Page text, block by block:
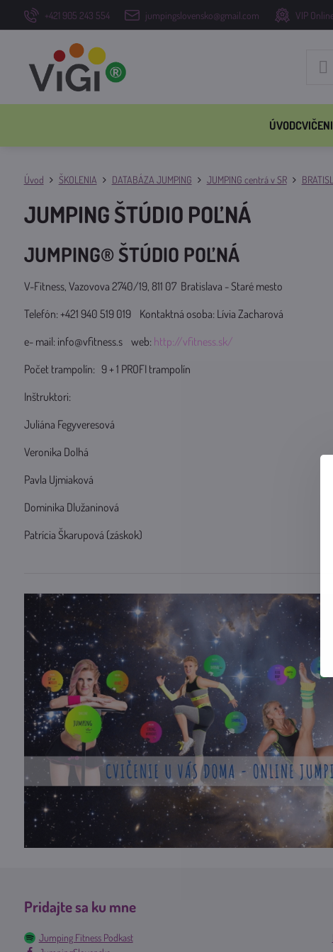
+421 905 243 554 jumpingslovensko@gmail.com VIP
ÚVOD
Úvod ŠKOLENIA DATABÁZA JUMPING JUMPING centrá v SR
JUMPING ŠTÚDIO POĽNÁ
JUMPING® ŠTÚDIO POĽNÁ
V-Fitness, Vazovova 2740/19, 811 07 Bratislava - Staré mesto
Telefón: +421 940 519 019 Kontaktná osoba: Lívia Zacharová
e- mail: info@vfitness.s web: http://vfitness.sk/
Počet trampolín: 9 + 1 PROFI trampolín
Inštruktori:
Juliána Fegyveresová
Veronika Dolhá
Pavla Ujmiaková
Dominika Dlužaninová
Patrícia Škarupová (záskok)
Pridajte sa ku mne
Jumping Fitness Podkast